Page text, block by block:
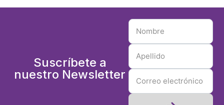
Suscríbete a
nuestro Newsletter